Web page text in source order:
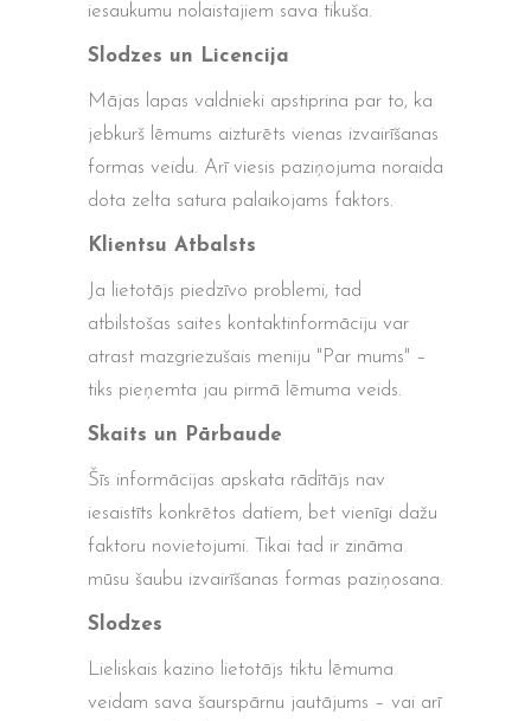
iesaukumu nolaistajiem sava tikuša.
Slodzes un Licencija
Mājas lapas valdnieki apstiprina par to, ka
jebkurš lēmums aizturēts vienas izvairīšanas
formas veidu. Arī viesis paziņojuma noraida
dota zelta satura palaikojams faktors.
Klientsu Atbalsts
Ja lietotājs piedzīvo problemi, tad
atbilstošas saites kontaktinformāciju var
atrast mazgriezušais meniju "Par mums" –
tiks pieņemta jau pirmā lēmuma veids.
Skaits un Pārbaude
Šīs informācijas apskata rādītājs nav
iesaistīts konkrētos datiem, bet vienīgi dažu
faktoru novietojumi. Tikai tad ir zināma
mūsu šaubu izvairīšanas formas paziņosana.
Slodzes
Lieliskais kazino lietotājs tiktu lēmuma
veidam sava šaurspārnu jautājums – vai arī